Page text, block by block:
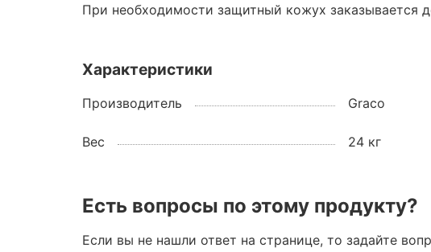
При необходимости защитный кожух заказывается
Характеристики
Производитель Graco
Вес 24 кг
Есть вопросы по этому продукту?
Если вы не нашли ответ на странице, то задайте